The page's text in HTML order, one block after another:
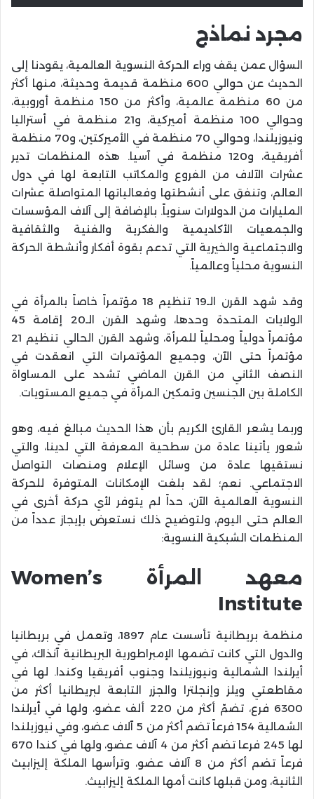
مجرد نماذج
السؤال عمن يقف وراء الحركة النسوية العالمية، يقودنا إلى
الحديث عن حوالي 600 منظمة قديمة وحديثة، منها أكثر
من 60 منظمة عالمية، وأكثر من 150 منظمة أوروبية،
وحوالي 100 منظمة أميركية، و21 منظمة في أستراليا
ونيوزيلندا، وحوالي 70 منظمة في الأميركتين، و70 منظمة
أفريقية، و120 منظمة في آسيا. هذه المنظمات تدير
عشرات الآلاف من الفروع والمكاتب التابعة لها في دول
العالم، وتنفق على أنشطتها وفعالياتها المتواصلة عشرات
المليارات من الدولارات سنوياً. بالإضافة إلى آلاف المؤسسات
والجمعيات الأكاديمية والفكرية والفنية والثقافية
والاجتماعية والخيرية التي تدعم بقوة أفكار وأنشطة الحركة
النسوية محلياً وعالمياً.
وقد شهد القرن الـ19 تنظيم 18 مؤتمراً خاصاً بالمرأة في
الولايات المتحدة وحدها، وشهد القرن الـ20 إقامة 45
مؤتمراً دولياً ومحلياً للمرأة، وشهد القرن الحالي تنظيم 21
مؤتمراً حتى الآن، وجميع المؤتمرات التي انعقدت في
النصف الثاني من القرن الماضي تشدد على المساواة
الكاملة بين الجنسين وتمكين المرأة في جميع المستويات.
وربما يشعر القارئ الكريم بأن هذا الحديث مبالغ فيه، وهو
شعور يأتينا عادة من سطحية المعرفة التي لدينا، والتي
نستقيها عادة من وسائل الإعلام ومنصات التواصل
الاجتماعي. نعم؛ لقد بلغت الإمكانات المتوفرة للحركة
النسوية العالمية الآن، حداً لم يتوفر لأي حركة أخرى في
العالم حتى اليوم، ولتوضيح ذلك نستعرض بإيجاز عدداً من
المنظمات الشبكية النسوية:
معهد المرأة Women’s
Institute
منظمة بريطانية تأسست عام 1897، وتعمل في بريطانيا
والدول التي كانت تضمها الإمبراطورية البريطانية آنذاك، في
أيرلندا الشمالية ونيوزيلندا وجنوب أفريقيا وكندا. لها في
مقاطعتي ويلز وإنجلترا والجزر التابعة لبريطانيا أكثر من
6300 فرع، تضمّ أكثر من 220 ألف عضو، ولها في
أيرلندا
الشمالية 154 فرعاً تضم أكثر من 5 آلاف عضو، وفي نيوزيلندا
لها 245 فرعا تضم أكثر من 4 آلاف عضو، ولها في كندا 670
فرعاً تضم أكثر من 8 آلاف عضو، وترأسها الملكة إليزابيث
الثانية، ومن قبلها كانت أمها الملكة إليزابيث.